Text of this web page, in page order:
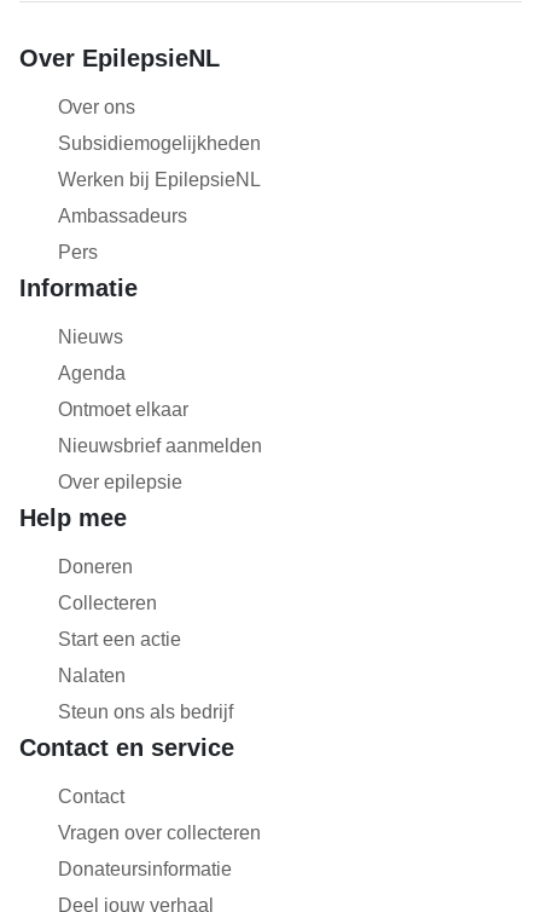
Over EpilepsieNL
Over ons
Subsidiemogelijkheden
Werken bij EpilepsieNL
Ambassadeurs
Pers
Informatie
Nieuws
Agenda
Ontmoet elkaar
Nieuwsbrief aanmelden
Over epilepsie
Help mee
Doneren
Collecteren
Start een actie
Nalaten
Steun ons als bedrijf
Contact en service
Contact
Vragen over collecteren
Donateursinformatie
Deel jouw verhaal